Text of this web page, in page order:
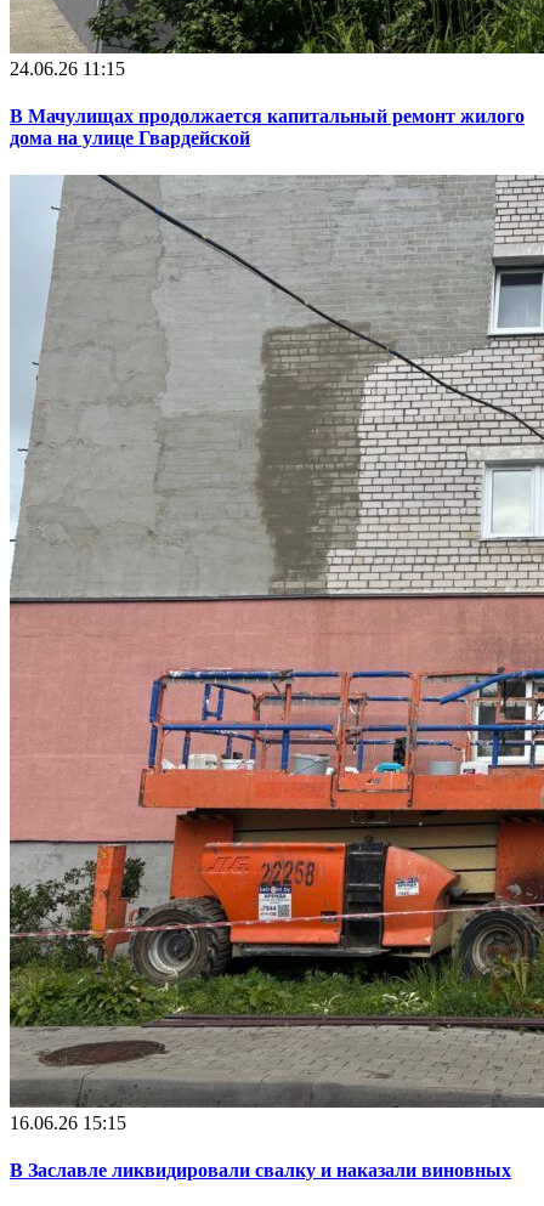
24.06.26 11:15
В Мачулищах продолжается капитальный ремонт жилого
дома на улице Гвардейской
16.06.26 15:15
В Заславле ликвидировали свалку и наказали виновных